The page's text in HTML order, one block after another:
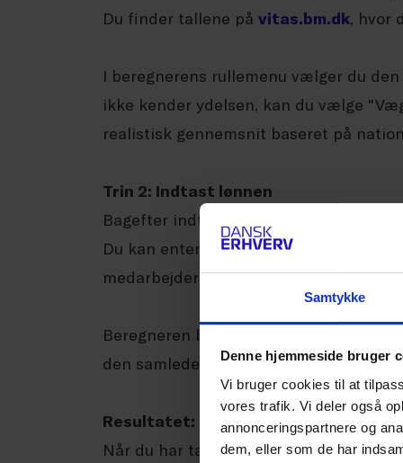
Samtykke
Denne hjemmeside bruger
Vi bruger cookies til at
vores trafik. Vi deler også
annonceringspartnere og
dem, eller som de har
Du finder tallene på vitas.bm.dk, hvor
I beregnerens rullemenu vælger du
ikke kender ydelsen, kan du vælge
realistisk gennemsnit baseret på
Trin 2: Indtast lønnen
Bagefter indtaster du den årlige løn for
Du kan enten indtaste lønnen
medarbejdere får samme løn.
Beregneren bruger lønnen til at
den samlede samfundsgevinst.
Resultatet: En klar og brugbar
Når du har tastet oplysningerne ind,